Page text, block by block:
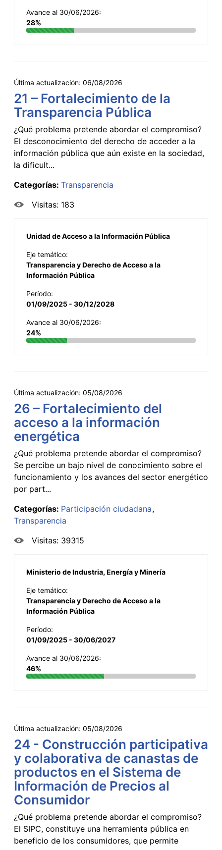
Avance al 30/06/2026:
28%
Última actualización: 06/08/2026
21 – Fortalecimiento de la
Transparencia Pública
¿Qué problema pretende abordar el compromiso?
El desconocimiento del derecho de acceder a la
información pública que aún existe en la sociedad,
la dificult...
Categorías: Transparencia
Visitas: 183
Unidad de Acceso a la Información Pública
Eje temático:
Transparencia y Derecho de Acceso a la
Información Pública
Período:
01/09/2025 - 30/12/2028
Avance al 30/06/2026:
24%
Última actualización: 05/08/2026
26 – Fortalecimiento del
acceso a la información
energética
¿Qué problema pretende abordar el compromiso?
Se percibe un bajo nivel de conocimiento sobre el
funcionamiento y los avances del sector energético
por part...
Categorías: Participación ciudadana
Transparencia
Visitas: 39315
Ministerio de Industria, Energía y Minería
Eje temático:
Transparencia y Derecho de Acceso a la
Información Pública
Período:
01/09/2025 - 30/06/2027
Avance al 30/06/2026:
46%
Última actualización: 05/08/2026
24 - Construcción participativa
y colaborativa de canastas de
productos en el Sistema de
Información de Precios al
Consumidor
¿Qué problema pretende abordar el compromiso?
El SIPC, constituye una herramienta pública en
beneficio de los consumidores, que permite